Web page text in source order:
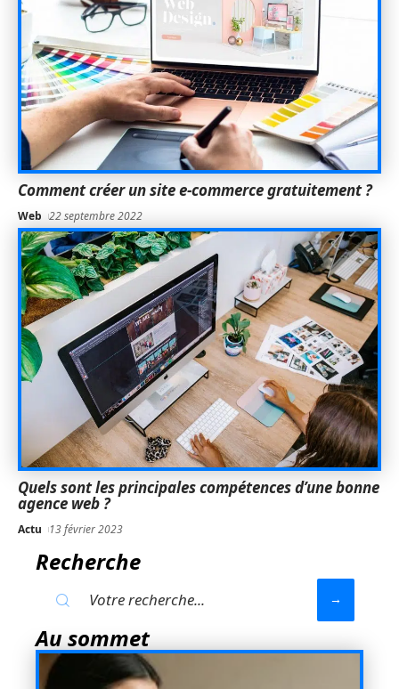
Comment créer un site e-commerce gratuitement ?
Web 22 septembre 2022
Quels sont les principales compétences d’une bonne
agence web ?
Actu 13 février 2023
Recherche
Au sommet